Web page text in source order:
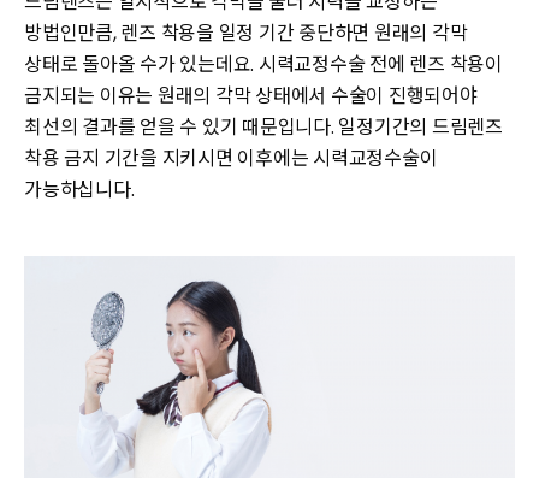
방법인만큼, 렌즈 착용을 일정 기간 중단하면 원래의 각막
상태로 돌아올 수가 있는데요. 시력교정수술 전에 렌즈 착용이
금지되는 이유는 원래의 각막 상태에서 수술이 진행되어야
최선의 결과를 얻을 수 있기 때문입니다. 일정기간의 드림렌즈
착용 금지 기간을 지키시면 이후에는 시력교정수술이
가능하십니다.